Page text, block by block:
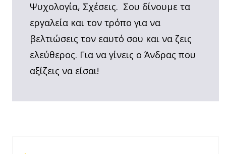
Ψυχολογία, Σχέσεις. Σου δίνουμε τα
εργαλεία και τον τρόπο για να
βελτιώσεις τον εαυτό σου και να ζεις
ελεύθερος. Για να γίνεις ο Άνδρας που
αξίζεις να είσαι!